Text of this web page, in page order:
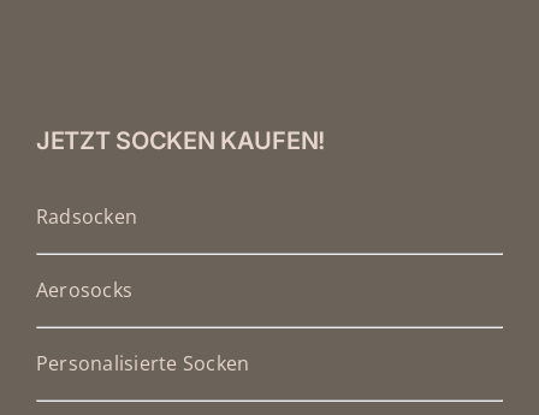
JETZT SOCKEN KAUFEN!
Radsocken
Aerosocks
Personalisierte Socken